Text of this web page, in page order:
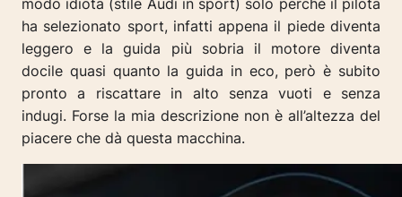
modo idiota (stile Audi in sport) solo perchè il pilota
ha selezionato sport, infatti appena il piede diventa
leggero e la guida più sobria il motore diventa
docile quasi quanto la guida in eco, però è subito
pronto a riscattare in alto senza vuoti e senza
indugi. Forse la mia descrizione non è all’altezza del
piacere che dà questa macchina.